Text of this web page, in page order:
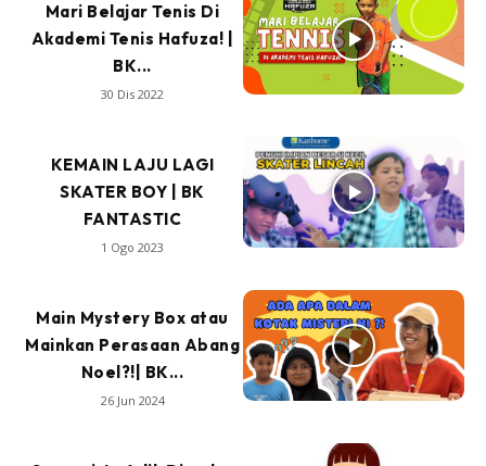
Mari Belajar Tenis Di
Akademi Tenis Hafuza! |
BK...
30 Dis 2022
KEMAIN LAJU LAGI
SKATER BOY | BK
FANTASTIC
1 Ogo 2023
Main Mystery Box atau
Mainkan Perasaan Abang
Noel?!| BK...
26 Jun 2024